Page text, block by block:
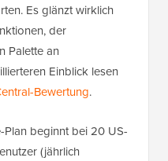
Es glänzt wirklich
der
Palette an
Einblick lesen
Bewertung.
Plan beginnt bei 20 US-
(jährlich